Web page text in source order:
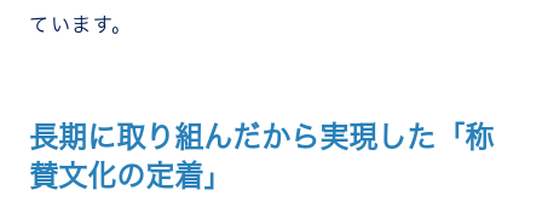
ています。
長期に取り組んだから実現した「称
賛文化の定着」